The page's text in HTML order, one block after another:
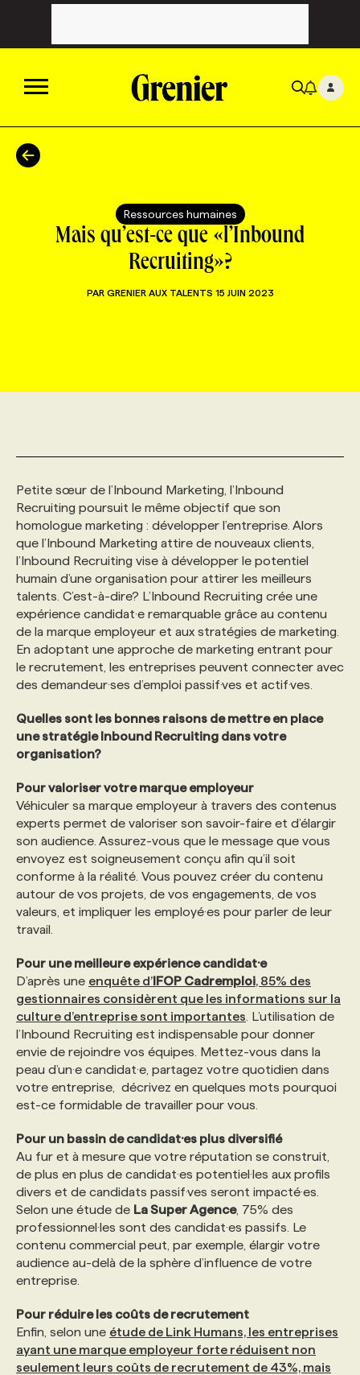
ACTUALITÉS
CATÉGORIES
TOUTES LES CATÉGORIES
AFFAIRES DE L'INDUSTRIE
INITIATIVES NUMÉRIQUES
PRIX ET DISTINCTIONS
TENDANCES
CHRONIQUES
WEB & MÉDIAS SOCIAUX
MARKETING DURABLE
GEO/SEO
NOS AUTEUR‧RICES
FORFAITS ABONNEMENT
INFOLETTRE PUBLICITÉ
ANNONCEZ AVEC NOUS
CONSULTER LA CVTHÈQUE
PROFIL ENTREPRISE
FAQ
ANNONCEZ AVEC NOUS
VOIR LES OFFRES
PROFIL CANDIDAT
FAQ
ANNONCEZ AVEC NOUS
NOS FORMATIONS EN LIGNE
NOS PARCOURS DE FORMATIONS
FORMATIONS PERSONNALISÉES
NOS FORMATEUR‧RICES
POURQUOI CHOISIR NOS FORMATIONS
PROGRAMMES DE SUBVENTIONS
FAQ
ANNONCEZ AVEC NOUS
CHASSE DE TÊTE
SERVICE DE CHASSE DE TÊTE
NOS TARIFS
NOS EXPERTISES
FAQ
Ressources humaines
Mais qu’est-ce que «l’Inbound
Recruiting»?
PAR GRENIER AUX TALENTS 15 JUIN 2023
Petite sœur de l’Inbound Marketing, l’Inbound
Recruiting poursuit le même objectif que son
homologue marketing : développer l’entreprise. Alors
que l’Inbound Marketing attire de nouveaux clients,
l’Inbound Recruiting vise à développer le potentiel
humain d’une organisation pour attirer les meilleurs
talents. C’est-à-dire? L’Inbound Recruiting crée une
expérience candidat·e remarquable grâce au contenu
de la marque employeur et aux stratégies de marketing.
En adoptant une approche de marketing entrant pour
le recrutement, les entreprises peuvent connecter avec
des demandeur·ses d’emploi passif·ves et actif·ves.
Quelles sont les bonnes raisons de mettre en place
une stratégie Inbound Recruiting dans votre
organisation?
Pour valoriser votre marque employeur
Véhiculer sa marque employeur à travers des contenus
experts permet de valoriser son savoir-faire et d’élargir
son audience. Assurez-vous que le message que vous
envoyez est soigneusement conçu afin qu’il soit
conforme à la réalité. Vous pouvez créer du contenu
autour de vos projets, de vos engagements, de vos
valeurs, et impliquer les employé·es pour parler de leur
travail.
Pour une meilleure expérience candidat·e
D’après une enquête d’IFOP Cadremploi, 85% des
gestionnaires considèrent que les informations sur la
culture d’entreprise sont importantes . L’utilisation de
l’Inbound Recruiting est indispensable pour donner
envie de rejoindre vos équipes. Mettez-vous dans la
peau d’un·e candidat·e, partagez votre quotidien dans
votre entreprise, décrivez en quelques mots pourquoi
est-ce formidable de travailler pour vous.
Pour un bassin de candidat·es plus diversifié
Au fur et à mesure que votre réputation se construit,
de plus en plus de candidat·es potentiel·les aux profils
divers et de candidats passif·ves seront impacté·es.
Selon une étude de La Super Agence, 75% des
professionnel·les sont des candidat·es passifs. Le
contenu commercial peut, par exemple, élargir votre
audience au-delà de la sphère d’influence de votre
entreprise.
Pour réduire les coûts de recrutement
Enfin, selon une étude de Link Humans, les entreprises
ayant une marque employeur forte réduisent non
seulement leurs coûts de recrutement de 43%, mais